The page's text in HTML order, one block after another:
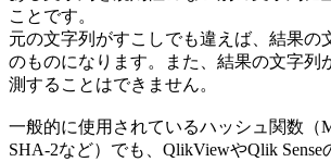
ことです。
元の文字列がすこしでも違えば、結果の
のものになります。また、結果の文字列
測することはできません。
一般的に使用されているハッシュ関数（
SHA-2など）でも、QlikViewやQlik Sense